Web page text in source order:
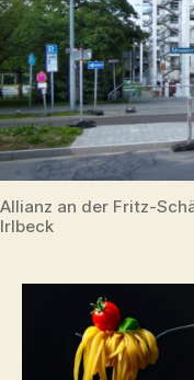
Allianz an der Fritz-
Irlbeck